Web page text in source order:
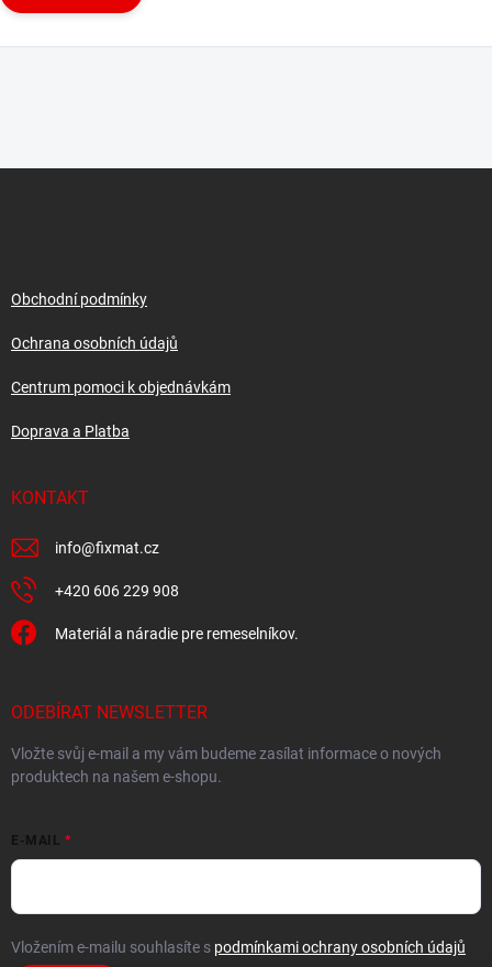
Obchodní podmínky
Ochrana osobních údajů
Centrum pomoci k objednávkám
Doprava a Platba
KONTAKT
info@fixmat.cz
+420 606 229 908
Materiál a náradie pre remeselníkov.
ODEBÍRAT NEWSLETTER
Vložte svůj e-mail a my vám budeme zasílat informace o nových
produktech na našem e-shopu.
E-MAIL
Vložením e-mailu souhlasíte s podmínkami ochrany osobních údajů